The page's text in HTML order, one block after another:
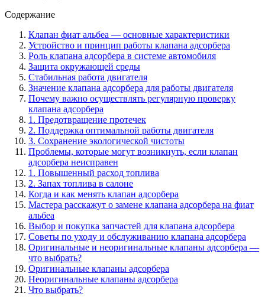
Содержание
Клапан фиат альбеа — основные характеристики
Устройство и принцип работы клапана адсорбера
Роль клапана адсорбера в системе автомобиля
Защита окружающей среды
Стабильная работа двигателя
Значение клапана адсорбера для работы двигателя
Почему важно осуществлять регулярную проверку
клапана адсорбера
1. Предотвращение протечек
2. Поддержка оптимальной работы двигателя
3. Сохранение экологической чистоты
Проблемы, которые могут возникнуть, если клапан
адсорбера неисправен
1. Повышенный расход топлива
2. Запах топлива в салоне
Когда и как менять клапан адсорбера
Мастера расскажут о замене клапана адсорбера на фиат
альбеа
Выбор и покупка запчастей для клапана адсорбера
Советы по уходу и обслуживанию клапана адсорбера
Оригинальные и неоригинальные клапаны адсорбера —
что выбрать?
Оригинальные клапаны адсорбера
Неоригинальные клапаны адсорбера
Что выбрать?